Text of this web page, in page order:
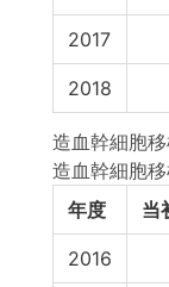
2017
2018
造血幹細胞
造血幹細胞
年度
当
2016